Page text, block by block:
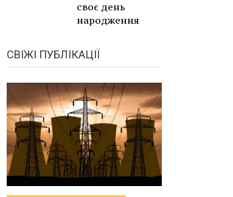
своє день
народження
СВІЖІ ПУБЛІКАЦІЇ